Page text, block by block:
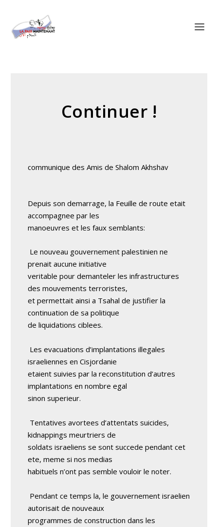
Continuer !
communique des Amis de Shalom Akhshav
Depuis son demarrage, la Feuille de route etait
accompagnee par les
manoeuvres et les faux semblants:
Le nouveau gouvernement palestinien ne
prenait aucune initiative
veritable pour demanteler les infrastructures
des mouvements terroristes,
et permettait ainsi a Tsahal de justifier la
continuation de sa politique
de liquidations ciblees.
Les evacuations d’implantations illegales
israeliennes en Cisjordanie
etaient suivies par la reconstitution d’autres
implantations en nombre egal
sinon superieur.
Tentatives avortees d’attentats suicides,
kidnappings meurtriers de
soldats israeliens se sont succede pendant cet
ete, meme si nos medias
habituels n’ont pas semble vouloir le noter.
Pendant ce temps la, le gouvernement israelien
autorisait de nouveaux
programmes de construction dans les